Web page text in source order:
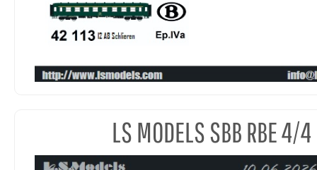
LS MODELS SBB RBE 4/4